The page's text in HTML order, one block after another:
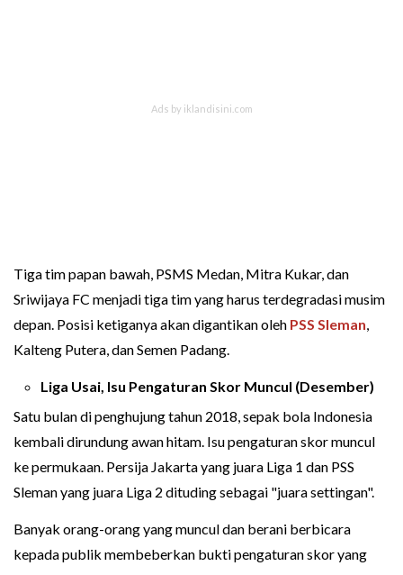
Tiga tim papan bawah, PSMS Medan, Mitra Kukar, dan
Sriwijaya FC menjadi tiga tim yang harus terdegradasi musim
depan. Posisi ketiganya akan digantikan oleh PSS Sleman
Kalteng Putera, dan Semen Padang.
Liga Usai, Isu Pengaturan Skor Muncul (Desember)
Satu bulan di penghujung tahun 2018, sepak bola Indonesia
kembali dirundung awan hitam. Isu pengaturan skor muncul
ke permukaan. Persija Jakarta yang juara Liga 1 dan PSS
Sleman yang juara Liga 2 dituding sebagai "juara settingan".
Banyak orang-orang yang muncul dan berani berbicara
kepada publik membeberkan bukti pengaturan skor yang